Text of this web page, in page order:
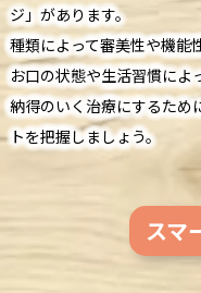
ジ」があります。
種類によって審美性や機能
お口の状態や生活習慣によ
納得のいく治療にするため
トを把握しましょう。
スマ